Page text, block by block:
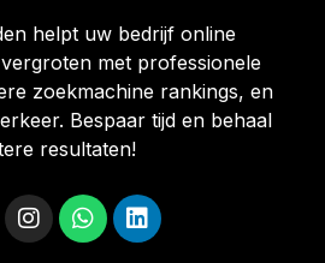
helpt uw bedrijf online
met professionele
zoekmachine rankings, en
Bespaar tijd en behaal
resultaten!